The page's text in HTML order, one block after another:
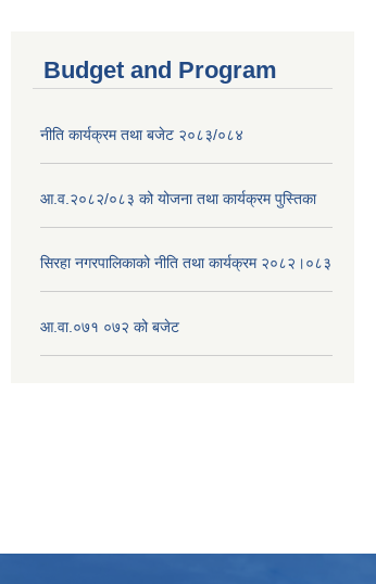
Budget and Program
नीति कार्यक्रम तथा बजेट २०८३/०८४
आ.व.२०८२/०८३ को योजना तथा कार्यक्रम पुस्तिका
सिरहा नगरपालिकाको नीति तथा कार्यक्रम २०८२।०८३
आ.वा.०७१ ०७२ को बजेट